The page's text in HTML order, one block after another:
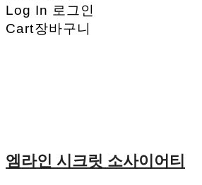
Log In 로그인
Cart장바구니
엠라인 시크릿 소사이어티